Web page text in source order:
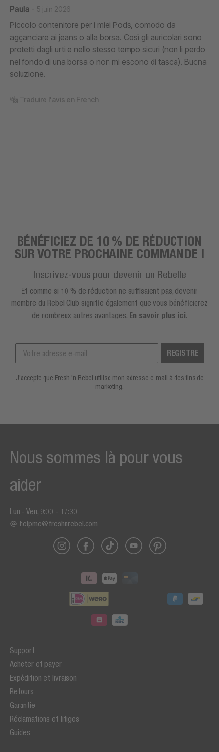
Paula - 5 juin 2026
Piccolo contenitore per i miei Pods, comodo da
agganciare ai jeans o alla borsa. Così gli auricolari sono
protetti dagli urti e nello stesso tempo sicuri (non li perdo
nel fondo di una borsa o non mi escono di tasca). Buona
soluzione.
Traduire l'avis en French
BÉNÉFICIEZ DE 10 % DE RÉDUCTION
SUR VOTRE PROCHAINE COMMANDE !
Inscrivez-vous pour devenir un Rebelle
Et comme si 10 % de réduction ne suffisaient pas, devenir
membre du Rebel Club signifie également que vous bénéficierez
de nombreux autres avantages. En savoir plus ici
REGISTRE
J'accepte que Fresh 'n Rebel utilise mon adresse e-mail à des fins de
marketing.
Support
Acheter et payer
Expédition et livraison
Retours
Garantie
Réclamations et litiges
Guides
Nous sommes là pour vous
aider
Lun - Ven, 9:00 - 17:30
helpme@freshnrebel.com